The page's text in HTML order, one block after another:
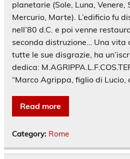
planetarie (Sole, Luna, Venere,
Mercurio, Marte). L’edificio fu
nell’80 d.C. e poi venne
seconda distruzione… Una vita
tutte le sue disgrazie, ha
dedica:
“Marco Agrippa, figlio di Lucio,
Read more
Category: Rome